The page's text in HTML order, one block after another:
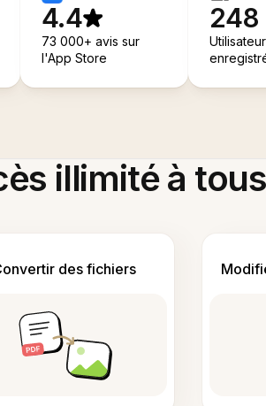
4.4
73 000+ avis sur
l'App Store
248
illimité à
des fichiers